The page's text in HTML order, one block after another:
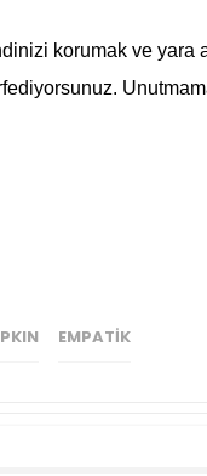
korumak ve yara
EMPATIK